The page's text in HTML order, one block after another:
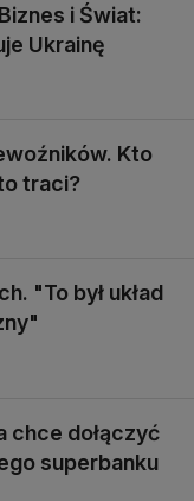
i Świat:
Ukrainę
Kto
traci?
"To był układ
chce dołączyć
superbanku